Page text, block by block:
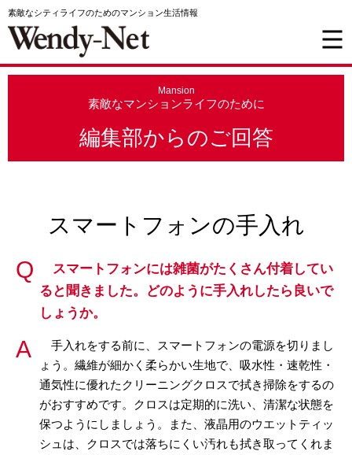
素敵なシティライフのためのマンション生活情報
Mansion
素敵なマンションライフのために
編集部からのご回答
スマートフォンの手入れ
スマートフォンには雑菌がたくさん付着してい
ると聞きました。どのように手入れしたら良いで
しょうか。
手入れをする前に、スマートフォンの電源を切りまし
ょう。繊維が細かく柔らかい生地で、吸水性・速乾性・
通気性に優れたクリーニングクロスで拭き掃除をするの
がおすすめです。クロスは定期的に洗い、清潔な状態を
保つようにしましょう。また、液晶用のウエットティッ
シュは、クロスでは落ちにくい汚れも拭き取ってくれま